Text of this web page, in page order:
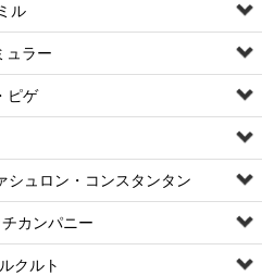
ル
ュラー
ピゲ
シュロン・コンスタンタン
カンパニー
クルト